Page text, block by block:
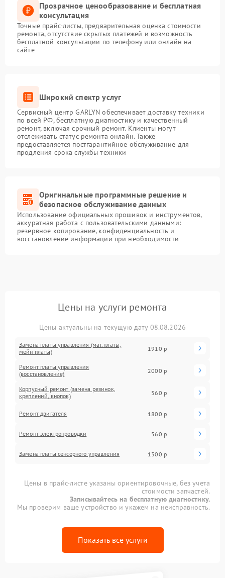
Прозрачное ценообразование и бесплатная
консультация
Точные прайс-листы, предварительная оценка стоимости
ремонта, отсутствие скрытых платежей и возможность
бесплатной консультации по телефону или онлайн на
сайте
Широкий спектр услуг
Сервисный центр GARLYN обеспечивает доставку техники
по всей РФ, бесплатную диагностику и качественный
ремонт, включая срочный ремонт. Клиенты могут
отслеживать статус ремонта онлайн. Также
предоставляется постгарантийное обслуживание для
продления срока службы техники
Оригинальные программные решение и
безопасное обслуживание данных
Использование официальных прошивок и инструментов,
аккуратная работа с пользовательскими данными:
резервное копирование, конфиденциальность и
восстановление информации при необходимости
Цены на услуги ремонта
Цены актуальны на текущую дату 08.08.2026
Замена платы управления (мат.платы,
мейн платы)
1910 р
Ремонт платы управления
(восстановление)
2000 р
Корпусный ремонт (замена резинок,
креплений, кнопок)
560 р
Ремонт двигателя 1800 р
Ремонт электропроводки 560 р
Замена платы сенсорного управления 1300 р
Цены в прайс-листе указаны ориентировочные, без учета
стоимости запчастей.
Записывайтесь на бесплатную диагностику.
Мы проверим ваше устройство и укажем на неисправность.
Показать все услуги